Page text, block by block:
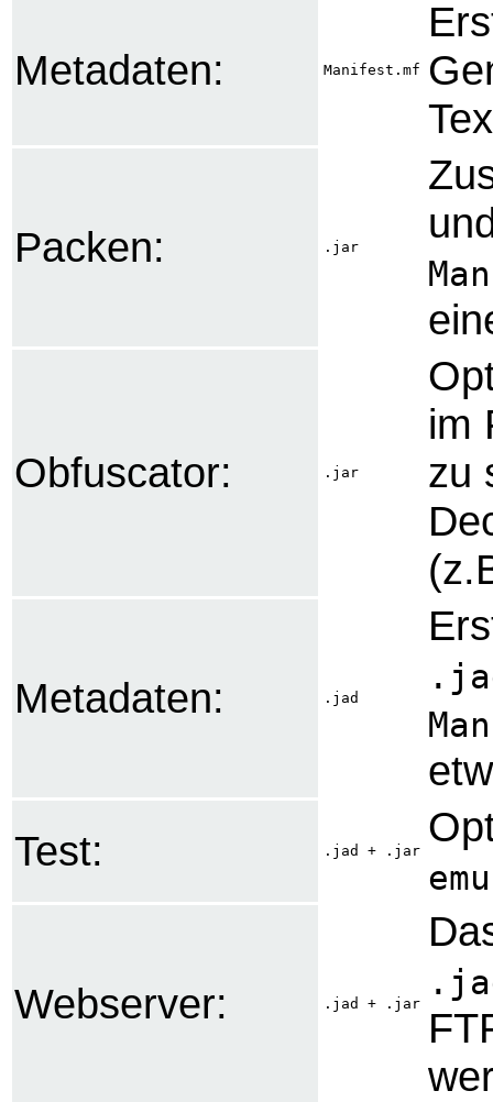
Metadaten: Manifest.mf
Packen: .jar
Obfuscator: .jar
im
zu
Metadaten: .jad
Test:
.jad + .jar
Webserver: .jad + .jar